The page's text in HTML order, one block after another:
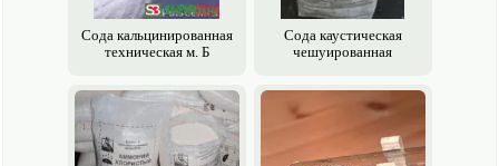
Сода кальцинированная
техническая м. Б
Сода каустическая
чешуированная